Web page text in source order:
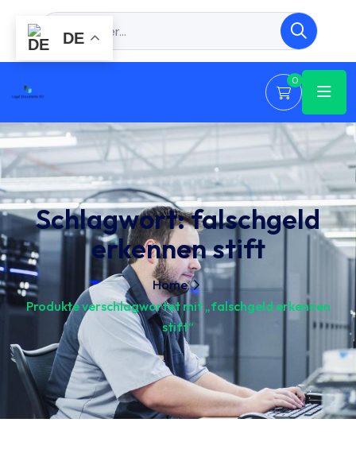
0
Schlagwort:falschgeld
erkennen stift
Home
Produkte verschlagwortet mit „falschgeld erkennen
stift“
DE